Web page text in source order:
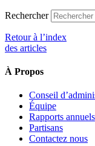
Rechercher
Retour à l’index
des articles
À Propos
Conseil
Équipe
Rapports annuels
Partisans
Contactez nous